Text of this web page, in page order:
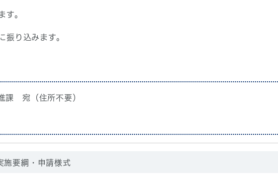
す。
振り込みます。
課 宛（住所不要）
施要綱・申請様式